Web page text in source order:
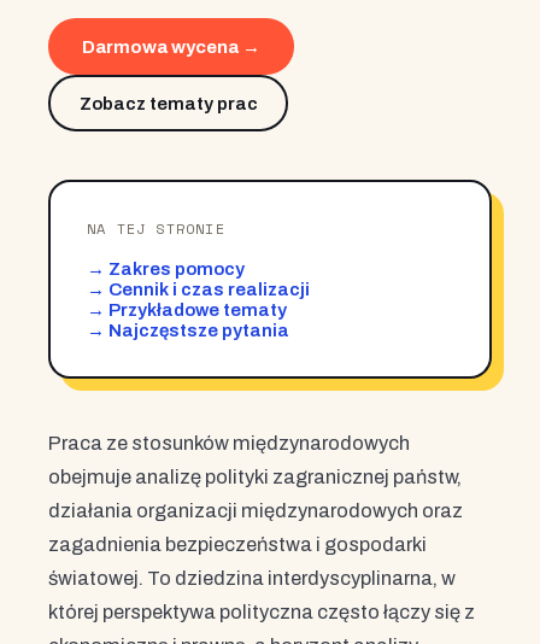
Darmowa wycena →
Zobacz tematy prac
NA TEJ STRONIE
→ Zakres pomocy
→ Cennik i czas realizacji
→ Przykładowe tematy
→ Najczęstsze pytania
Praca ze stosunków międzynarodowych
obejmuje analizę polityki zagranicznej państw,
działania organizacji międzynarodowych oraz
zagadnienia bezpieczeństwa i gospodarki
światowej. To dziedzina interdyscyplinarna, w
której perspektywa polityczna często łączy się z